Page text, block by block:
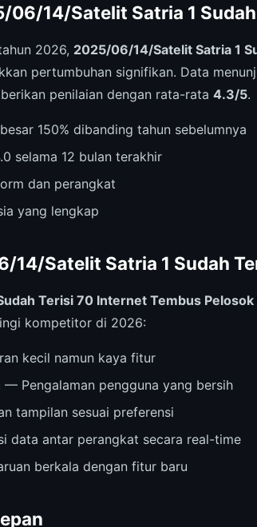
06/14/Satelit Satria 1
2026, 2025/06/14/Satelit Satria 1
pertumbuhan signifikan. Data
penilaian dengan rata-rata 4.3/5.
150% dibanding tahun sebelumnya
selama 12 bulan terakhir
dan perangkat
yang lengkap
14/Satelit Satria 1 Sudah
Terisi 70 Internet Tembus Pelosok
kompetitor di 2026:
kecil namun kaya fitur
— Pengalaman pengguna yang bersih
tampilan sesuai preferensi
data antar perangkat secara real-time
berkala dengan fitur baru